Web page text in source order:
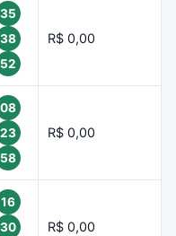
35
38
52
R$ 0,00
08
23
58
R$ 0,00
16
30
R$ 0,00